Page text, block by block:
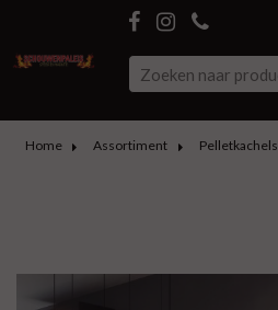
Home Assortiment Pelletkachels